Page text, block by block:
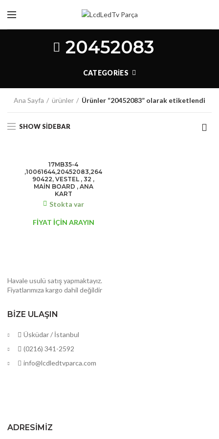
20452083
CATEGORIES
Ana Sayfa ürünler Ürünler “20452083” olarak etiketlendi
SHOW SIDEBAR
17MB35-4
,10061644,20452083,264
90422, VESTEL , 32 ,
MAİN BOARD , ANA
KART
FİYAT İÇİN ARAYIN
Stokta var
Havale usulü satış yapmaktayız.
Fiyatlarımıza kargo dahil değildir
BIZE ULAŞIN
Üsküdar / İstanbul
(0216) 341-2592
info@lcdledtvparca.com
ADRESIMIZ